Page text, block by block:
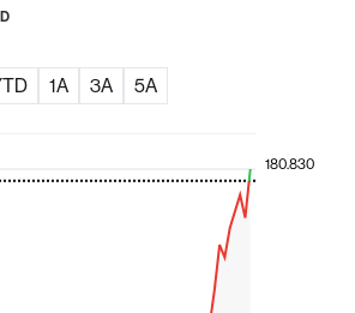
1A 3A 5A
180.830